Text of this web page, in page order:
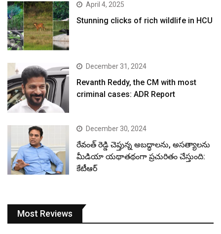
April 4, 2025
Stunning clicks of rich wildlife in HCU
December 31, 2024
Revanth Reddy, the CM with most
criminal cases: ADR Report
December 30, 2024
రేవంత్ రెడ్డి చెప్తున్న అబద్ధాలను, అసత్యాలను
మీడియా యథాతథంగా ప్రచురితం చేస్తుంది:
కేటీఆర్
Most Reviews